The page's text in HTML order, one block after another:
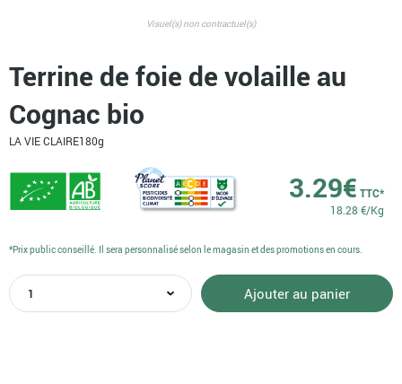
Visuel(s) non contractuel(s)
Terrine de foie de volaille au
Cognac bio
LA VIE CLAIRE180g
3.29€ TTC*
18.28 €/Kg
quantité
de
Ajouter au panier
*Prix public conseillé. Il sera personnalisé selon le magasin et des promotions en cours.